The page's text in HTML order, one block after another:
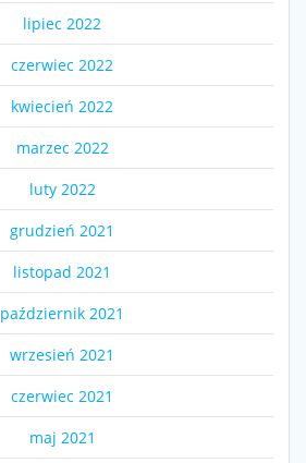
lipiec 2022
czerwiec 2022
kwiecień 2022
marzec 2022
luty 2022
grudzień 2021
listopad 2021
październik 2021
wrzesień 2021
czerwiec 2021
maj 2021